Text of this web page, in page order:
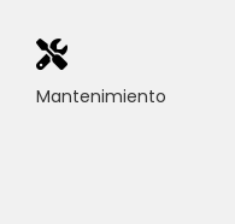
Mantenimiento